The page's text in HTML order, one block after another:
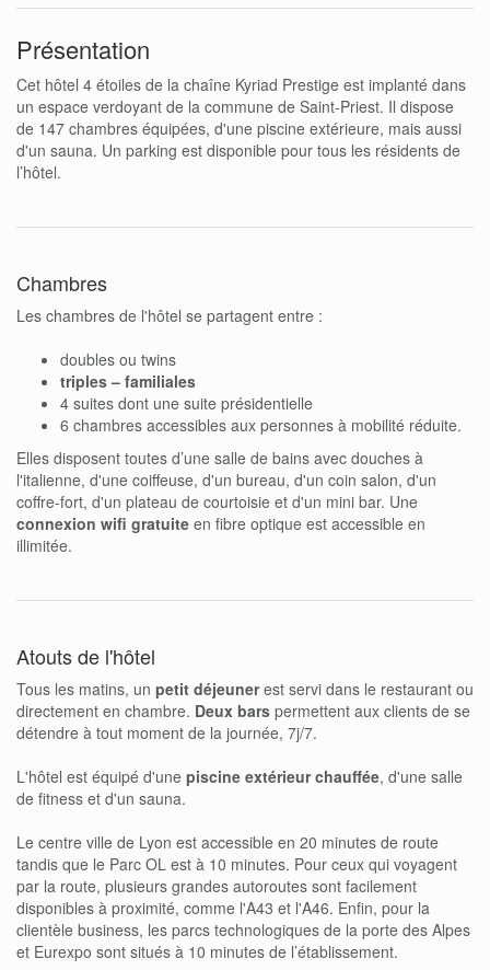
Présentation
Cet hôtel 4 étoiles de la chaîne Kyriad Prestige est implanté dans
un espace verdoyant de la commune de Saint-Priest. Il dispose
de 147 chambres équipées, d'une piscine extérieure, mais aussi
d'un sauna. Un parking est disponible pour tous les résidents de
l’hôtel.
Chambres
Les chambres de l'hôtel se partagent entre :
doubles ou twins
triples – familiales
4 suites dont une suite présidentielle
6 chambres accessibles aux personnes à mobilité réduite.
Elles disposent toutes d’une salle de bains avec douches à
l'italienne, d'une coiffeuse, d'un bureau, d'un coin salon, d'un
coffre-fort, d'un plateau de courtoisie et d'un mini bar. Une
connexion wifi gratuite en fibre optique est accessible en
illimitée.
Atouts de l'hôtel
Tous les matins, un petit déjeunerest servi dans le restaurant ou
directement en chambre. Deux bars permettent aux clients de se
détendre à tout moment de la journée, 7j/7.
L'hôtel est équipé d'une piscine extérieur chauffée, d'une salle
de fitness et d'un sauna.
Le centre ville de Lyon est accessible en 20 minutes de route
tandis que le Parc OL est à 10 minutes. Pour ceux qui voyagent
par la route, plusieurs grandes autoroutes sont facilement
disponibles à proximité, comme l'A43 et l'A46. Enfin, pour la
clientèle business, les parcs technologiques de la porte des Alpes
et Eurexpo sont situés à 10 minutes de l’établissement.